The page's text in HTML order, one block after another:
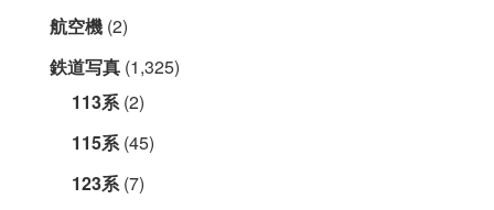
航空機 (2)
鉄道写真 (1,325)
113系(2)
115系(45)
123系(7)